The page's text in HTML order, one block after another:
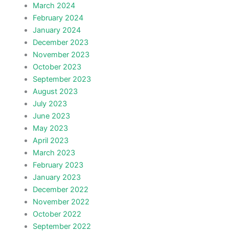
March 2024
February 2024
January 2024
December 2023
November 2023
October 2023
September 2023
August 2023
July 2023
June 2023
May 2023
April 2023
March 2023
February 2023
January 2023
December 2022
November 2022
October 2022
September 2022